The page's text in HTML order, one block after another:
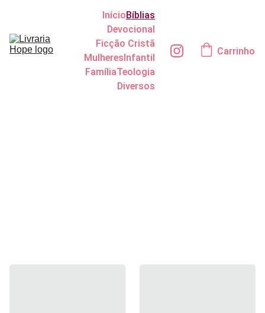
InícioBíblias
Devocional
Ficção Cristã
MulheresInfantil
FamíliaTeologia
Diversos
Carrinho